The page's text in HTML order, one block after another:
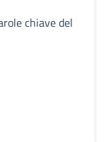
chiave del